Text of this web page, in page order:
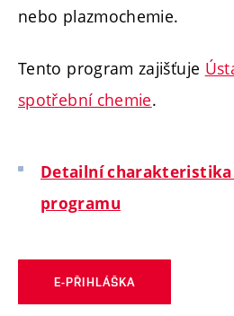
nebo plazmochemie.
Tento program zajišťuje
spotřební chemie.
Detailní
programu
E-PŘIHLÁŠKA